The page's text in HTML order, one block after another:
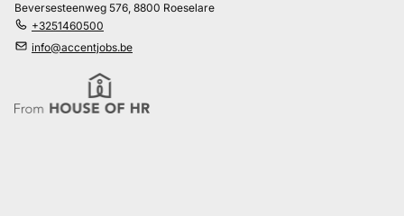
Beversesteenweg 576, 8800 Roeselare
+3251460500
info@accentjobs.be